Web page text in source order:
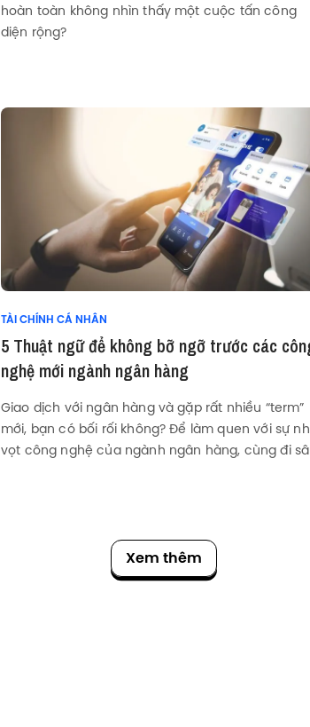
hoàn toàn không nhìn thấy một cuộc tấn công
diện rộng?
TÀI CHÍNH CÁ NHÂN
5 Thuật ngữ để không bỡ ngỡ trước các
nghệ mới ngành ngân hàng
Giao dịch với ngân hàng và gặp rất nhiều “term”
mới, bạn có bối rối không? Để làm quen với sự
vọt công nghệ của ngành ngân hàng, cùng đi
Xem thêm